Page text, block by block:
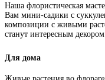
Наша флористическая
Вам мини-садики с
композиции с живыми
станут интересным декором.
Для дома